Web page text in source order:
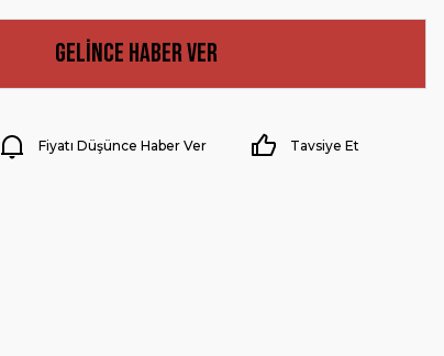
Gelince Haber Ver
Fiyatı Düşünce Haber Ver Tavsiye Et